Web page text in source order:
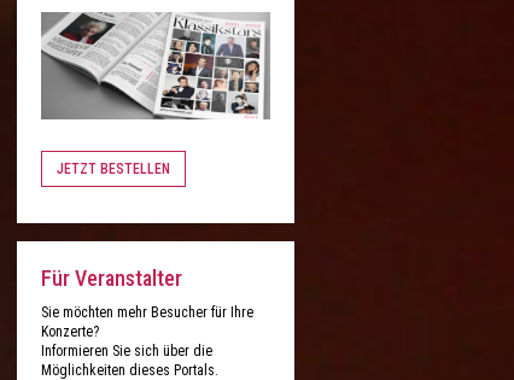
JETZT BESTELLEN
Für Veranstalter
Sie möchten mehr Besucher für Ihre
Konzerte?
Informieren Sie sich über die
Möglichkeiten dieses Portals.